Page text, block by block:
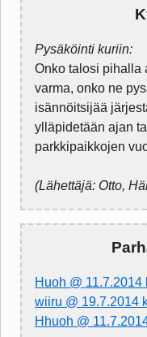
Pysäköinti kuriin:
Onko talosi pihalla
varma, onko ne
isännöitsijää
ylläpidetään ajan
parkkipaikkojen
(Lähettäjä: Otto,
Huoh @ 11.7.2014
wiiru @ 19.7.2014
Hhuoh @